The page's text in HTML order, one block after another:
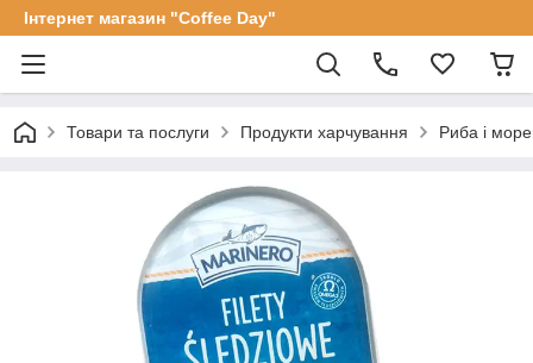
Інтернет магазин "Coffee Day"
Товари та послуги Продукти харчування Риба і